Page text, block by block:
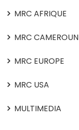
MRC AFRIQUE
MRC CAMEROUN
MRC EUROPE
MRC USA
MULTIMEDIA